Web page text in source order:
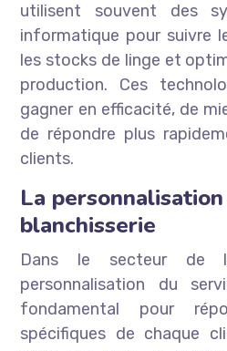
utilisent souvent des
informatique pour suivre
les stocks de linge et
production. Ces
gagner en efficacité, de
de répondre plus
clients.
La
blanchisserie
Dans le secteur de
personnalisation du
fondamental pour
spécifiques de chaque